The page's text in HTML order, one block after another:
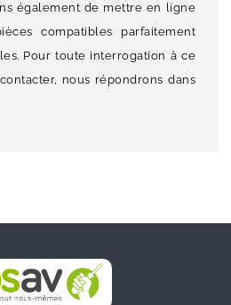
également de mettre en ligne
compatibles parfaitement
Pour toute interrogation à ce
nous répondrons dans